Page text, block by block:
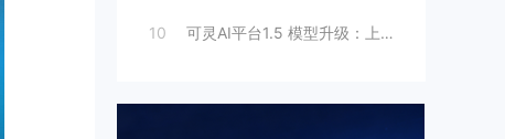
10 可灵AI平台1.5 模型升级：上线人脸模